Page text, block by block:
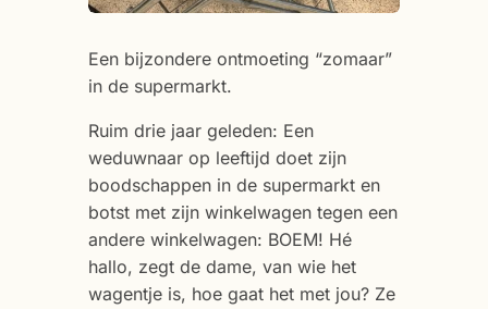
Een bijzondere ontmoeting “zomaar”
in de supermarkt.
Ruim drie jaar geleden: Een
weduwnaar op leeftijd doet zijn
boodschappen in de supermarkt en
botst met zijn winkelwagen tegen een
andere winkelwagen: BOEM! Hé
hallo, zegt de dame, van wie het
wagentje is, hoe gaat het met jou? Ze